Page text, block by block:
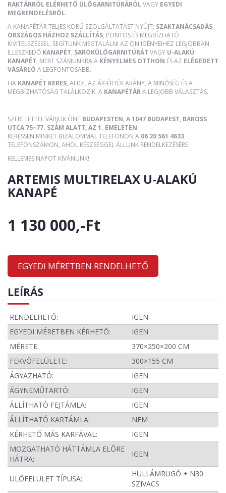
RAKTÁRRÓL ELÉRHETŐ ÜLŐGARNITÚRÁRÓLVAGY EGYEDI
MEGRENDELÉSRŐL.
A KANAPÉTÁR TELJES KÖRŰ SZOLGÁLTATÁST NYÚJT: SZAKTANÁCSADÁS,
ORSZÁGOS HÁZHOZ SZÁLLÍTÁS, PONTOS ÉS MEGBÍZHATÓ
KIVITELEZÉSSEL. SEGÍTÜNK MEGTALÁLNI AZ ÖN IGÉNYEIHEZ LEGJOBBAN
ILLESZKEDŐ KANAPÉT, SAROKÜLŐGARNITÚRÁT VAGY U-ALAKÚ
KANAPÉT, MERT SZÁMUNKRA A KÉNYELMES OTTHON ÉS AZ ELÉGEDETT
VÁSÁRLÓ A LEGFONTOSABB.
HA KANAPÉT KERES, AHOL AZ ÁR-ÉRTÉK ARÁNY, A MINŐSÉG ÉS A
MEGBÍZHATÓSÁG TALÁLKOZIK, A KANAPÉTÁRA LEGJOBB VÁLASZTÁS.
SZERETETTEL VÁRJUK ÖNT BUDAPESTEN, A 1047 BUDAPEST, BAROSS
UTCA 75–77. SZÁM ALATT, AZ 1. EMELETEN.
KERESSEN MINKET BIZALOMMAL TELEFONON A 06 20 561 4633
TELEFONSZÁMON, AHOL KÉSZSÉGGEL ÁLLUNK RENDELKEZÉSÉRE.
KELLEMES NAPOT KÍVÁNUNK!
ARTEMIS MULTIRELAX U-ALAKÚ
KANAPÉ
1 130 000,-Ft
EGYEDI MÉRETBEN RENDELHETŐ
LEÍRÁS
RENDELHETŐ:
IGEN
EGYEDI MÉRETBEN KÉRHETŐ:
IGEN
MÉRETE:
370×250×200 CM
FEKVŐFELÜLETE:
300×155 CM
ÁGYAZHATÓ:
IGEN
ÁGYNEMŰTARTÓ:
IGEN
ÁLLÍTHATÓ FEJTÁMLA:
IGEN
ÁLLÍTHATÓ KARTÁMLA:
NEM
KÉRHETŐ MÁS KARFÁVAL:
IGEN
MOZGATHATÓ HÁTTÁMLA ELŐRE
HÁTRA:
IGEN
ÜLŐFELÜLET TÍPUSA:
HULLÁMRUGÓ + N30
SZIVACS